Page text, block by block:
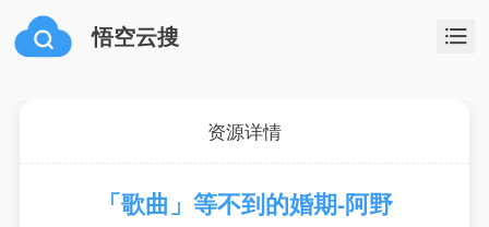
悟空云搜
资源详情
「歌曲」等不到的婚期-阿野